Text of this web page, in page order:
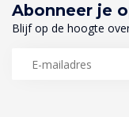
Abonneer je
Blijf op de hoogte